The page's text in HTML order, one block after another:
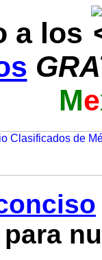
a los
Me
para